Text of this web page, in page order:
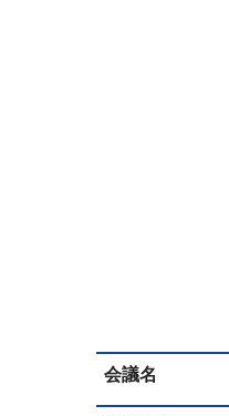
会議名